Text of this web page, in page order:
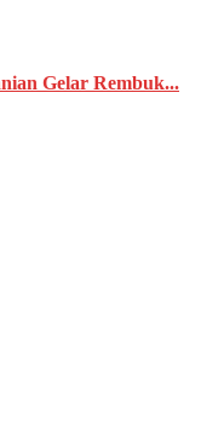
Gelar Rembuk...